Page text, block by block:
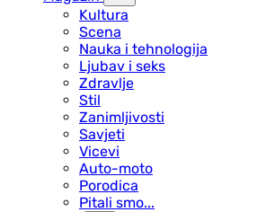
Kultura
Scena
Nauka i tehnologija
Ljubav i seks
Zdravlje
Stil
Zanimljivosti
Savjeti
Vicevi
Auto-moto
Porodica
Pitali smo...